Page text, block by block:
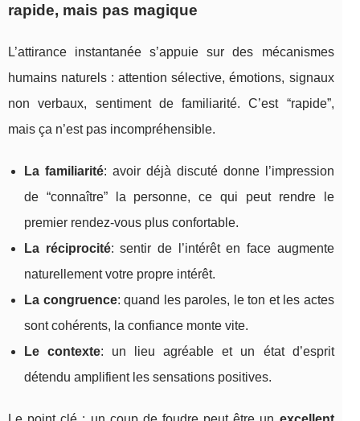
rapide, mais pas magique
L’attirance instantanée s’appuie sur des mécanismes
humains naturels : attention sélective, émotions, signaux
non verbaux, sentiment de familiarité. C’est “rapide”,
mais ça n’est pas incompréhensible.
La familiarité: avoir déjà discuté donne l’impression
de “connaître” la personne, ce qui peut rendre le
premier rendez-vous plus confortable.
La réciprocité: sentir de l’intérêt en face augmente
naturellement votre propre intérêt.
La congruence: quand les paroles, le ton et les actes
sont cohérents, la confiance monte vite.
Le contexte: un lieu agréable et un état d’esprit
détendu amplifient les sensations positives.